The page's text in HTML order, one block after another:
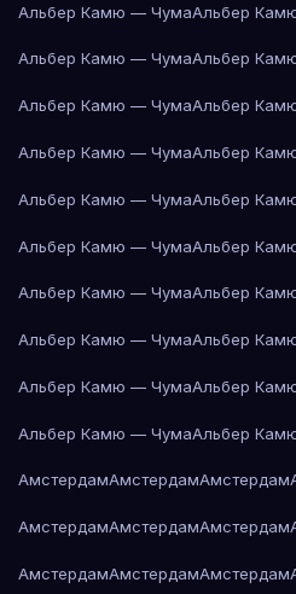
Альбер Камю — ЧумаАльбер
Альбер Камю — ЧумаАльбер
Альбер Камю — ЧумаАльбер
Альбер Камю — ЧумаАльбер
Альбер Камю — ЧумаАльбер
Альбер Камю — ЧумаАльбер
Альбер Камю — ЧумаАльбер
Альбер Камю — ЧумаАльбер
Альбер Камю — ЧумаАльбер
Альбер Камю — ЧумаАльбер
АмстердамАмстердамАмстердам
АмстердамАмстердамАмстердам
АмстердамАмстердамАмстердам